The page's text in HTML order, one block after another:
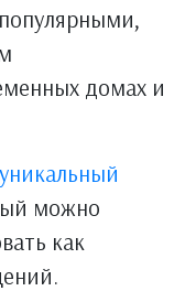
домах и
уникальный
можно
как